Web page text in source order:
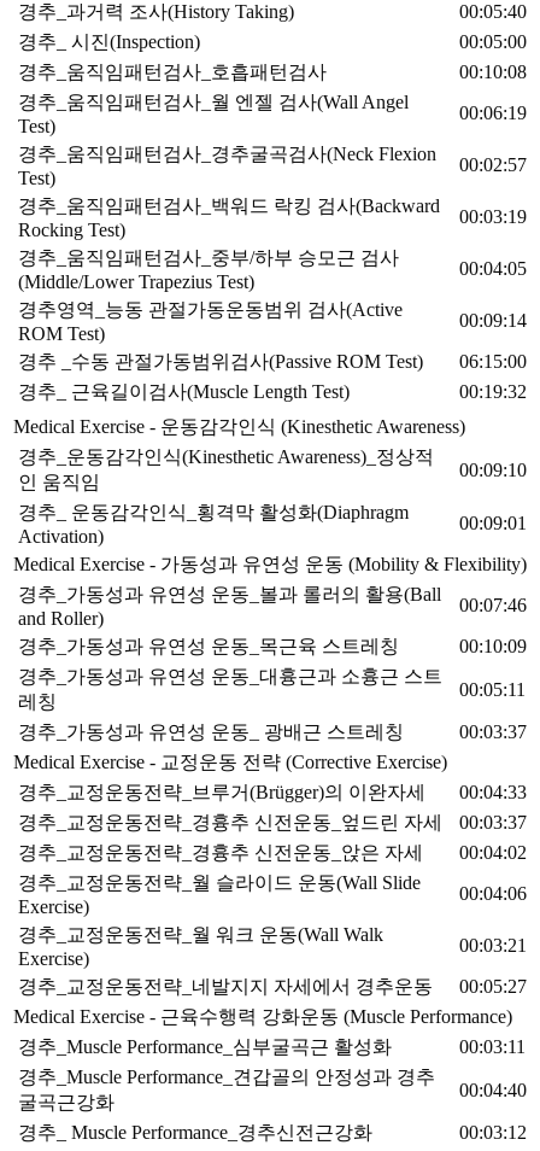
경추_과거력 조사(History Taking)
00:05:40
경추_ 시진(Inspection)
00:05:00
경추_움직임패턴검사_호흡패턴검사
00:10:08
경추_움직임패턴검사_월 엔젤 검사(Wall Angel
Test)
00:06:19
경추_움직임패턴검사_경추굴곡검사(Neck Flexion
Test)
00:02:57
경추_움직임패턴검사_백워드 락킹 검사(Backward
Rocking Test)
00:03:19
경추_움직임패턴검사_중부/하부 승모근 검사
(Middle/Lower Trapezius Test)
00:04:05
경추영역_능동 관절가동운동범위 검사(Active
ROM Test)
00:09:14
경추 _수동 관절가동범위검사(Passive ROM Test)
06:15:00
경추_ 근육길이검사(Muscle Length Test)
00:19:32
Medical Exercise - 운동감각인식 (Kinesthetic Awareness)
경추_운동감각인식(Kinesthetic Awareness)_정상적
인 움직임
00:09:10
경추_ 운동감각인식_횡격막 활성화(Diaphragm
Activation)
00:09:01
Medical Exercise - 가동성과 유연성 운동 (Mobility & Flexibility)
경추_가동성과 유연성 운동_볼과 롤러의 활용(Ball
and Roller)
00:07:46
경추_가동성과 유연성 운동_목근육 스트레칭
00:10:09
경추_가동성과 유연성 운동_대흉근과 소흉근 스트
레칭
00:05:11
경추_가동성과 유연성 운동_ 광배근 스트레칭
00:03:37
Medical Exercise - 교정운동 전략 (Corrective Exercise)
경추_교정운동전략_브루거(Brügger)의 이완자세
00:04:33
경추_교정운동전략_경흉추 신전운동_엎드린 자세
00:03:37
경추_교정운동전략_경흉추 신전운동_앉은 자세
00:04:02
경추_교정운동전략_월 슬라이드 운동(Wall Slide
Exercise)
00:04:06
경추_교정운동전략_월 워크 운동(Wall Walk
Exercise)
00:03:21
경추_교정운동전략_네발지지 자세에서 경추운동
00:05:27
Medical Exercise - 근육수행력 강화운동 (Muscle Performance)
경추_Muscle Performance_심부굴곡근 활성화
00:03:11
경추_Muscle Performance_견갑골의 안정성과 경추
굴곡근강화
00:04:40
경추_ Muscle Performance_경추신전근강화
00:03:12